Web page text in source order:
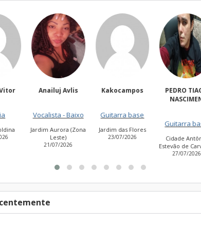
Avlis
- Baixo
(Zona
Kakocampos
Guitarra base
Jardim das Flores
23/07/2026
PEDRO TIAGO
Cidade Antônio
Estevão de Carvalho
Vila
11/07/